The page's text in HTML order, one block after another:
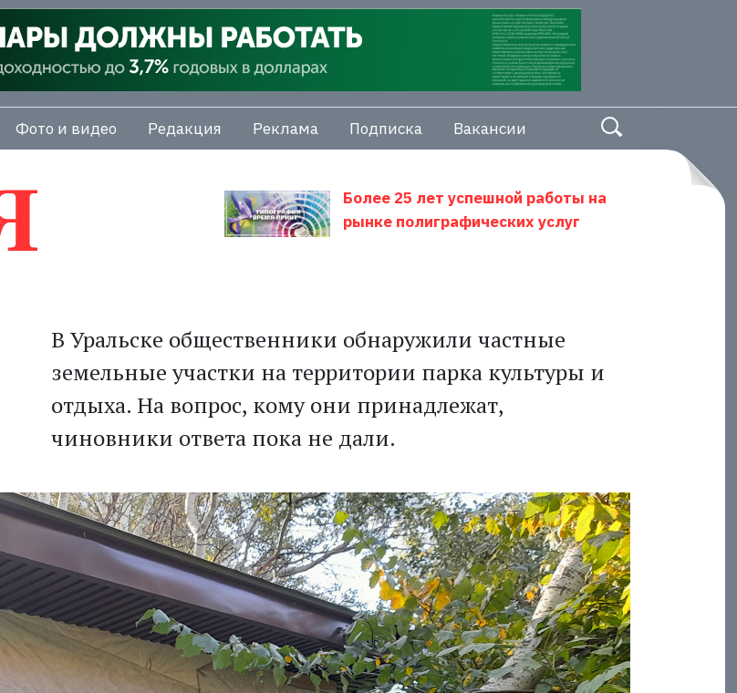
Фото и видео Редакция Реклама Подписка Вакансии
Более 25 лет успешной работы на
рынке полиграфических услуг
В Уральске общественники обнаружили частные
земельные участки на территории парка культуры и
отдыха. На вопрос, кому они принадлежат,
чиновники ответа пока не дали.